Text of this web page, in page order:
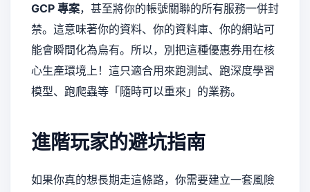
GCP 專案，甚至將你的帳號關聯的所有服務一併封
禁。這意味著你的資料、你的資料庫、你的網站可
能會瞬間化為烏有。所以，別把這種優惠券用在核
心生產環境上！這只適合用來跑測試、跑深度學習
模型、跑爬蟲等「隨時可以重來」的業務。
進階玩家的避坑指南
如果你真的想長期走這條路，你需要建立一套風險